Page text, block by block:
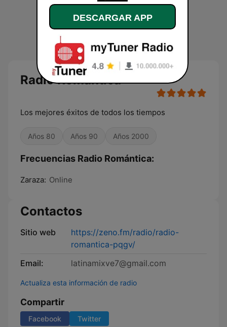
Radio Romántica
Los mejores éxitos de todos los tiempos
Años 80 Años 90 Años 2000
Frecuencias Radio Romántica:
Zaraza: Online
Contactos
Sitio web
https://zeno.fm/radio/radio-
romantica-pqgv/
Email:
latinamixve7@gmail.com
Actualiza esta información de radio
Compartir
Facebook Twitter
DESCARGAR APP